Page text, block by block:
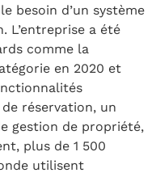
besoin d’un système
a été
comme la
en 2020 et
réservation, un
gestion de propriété,
plus de 1 500
utilisent